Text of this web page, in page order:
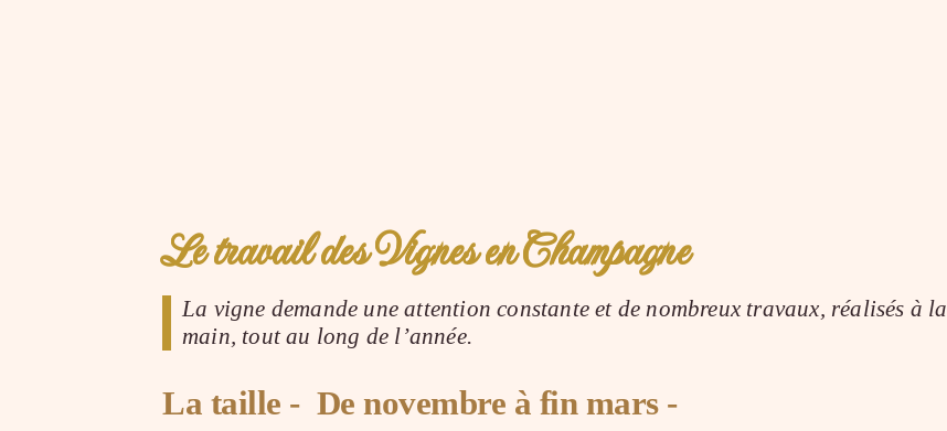
Le travail des Vignes en Champagne
La vigne demande une attention constante et de nombreux travaux, réalisés à la
main, tout au long de l’année.
La taille - De novembre à fin mars -